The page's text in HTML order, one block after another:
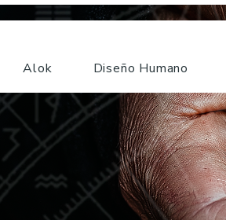
Alok Diseño Humano